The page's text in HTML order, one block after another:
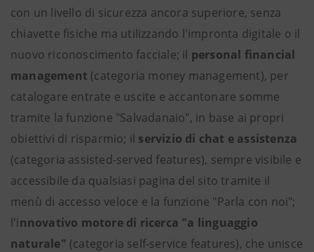
con un livello di sicurezza ancora superiore, senza
chiavette fisiche ma utilizzando l'impronta digitale o il
nuovo riconoscimento facciale; il personal financial
management (categoria money management), per
catalogare entrate e uscite e accantonare somme
tramite la funzione "Salvadanaio", in base ai propri
obiettivi di risparmio; il servizio di chat e assistenza
(categoria assisted-served features), sempre visibile e
accessibile da qualsiasi pagina del sito tramite il
menù di accesso veloce e la funzione "Parla con noi";
l'innovativo motore di ricerca "a linguaggio
naturale" (categoria self-service features), che unisce